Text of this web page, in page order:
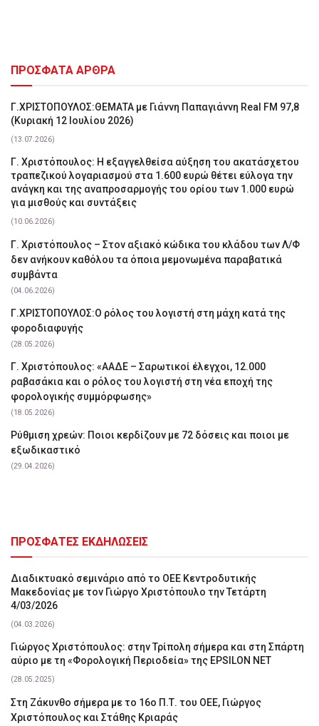
ΠΡΟΣΦΑΤΑ ΑΡΘΡΑ
Γ.ΧΡΙΣΤΟΠΟΥΛΟΣ:ΘΕΜΑΤΑ με Γιάννη Παπαγιάννη Real FM 97,8
(Κυριακή 12 Ιουλίου 2026)
(13.07.2026)
Γ. Χριστόπουλος: Η εξαγγελθείσα αύξηση του ακατάσχετου
τραπεζικού λογαριασμού στα 1.600 ευρώ θέτει εύλογα την
ανάγκη και της αναπροσαρμογής του ορίου των 1.000 ευρώ
για μισθούς και συντάξεις
(10.06.2026)
Γ. Χριστόπουλος – Στον αξιακό κώδικα του κλάδου των Λ/Φ
δεν ανήκουν καθόλου τα όποια μεμονωμένα παραβατικά
συμβάντα
(04.06.2026)
Γ.ΧΡΙΣΤΟΠΟΥΛΟΣ:Ο ρόλος του λογιστή στη μάχη κατά της
φοροδιαφυγής
(28.05.2026)
Γ. Χριστόπουλος: «ΑΑΔΕ – Σαρωτικοί έλεγχοι, 12.000
ραβασάκια και ο ρόλος του λογιστή στη νέα εποχή της
φορολογικής συμμόρφωσης»
(18.05.2026)
Ρύθμιση χρεών: Ποιοι κερδίζουν με 72 δόσεις και ποιοι με
εξωδικαστικό
(29.04.2026)
ΠΡΟΣΦΑΤΕΣ ΕΚΔΗΛΩΣΕΙΣ
Διαδικτυακό σεμινάριο από το ΟΕΕ Κεντροδυτικής
Μακεδονίας με τον Γιώργο Χριστόπουλο την Τετάρτη
4/03/2026
(04.03.2026)
Γιώργος Χριστόπουλος: στην Τρίπολη σήμερα και στη Σπάρτη
αύριο με τη «Φορολογική Περιοδεία» της EPSILON NET
(28.05.2025)
Στη Ζάκυνθο σήμερα με το 16ο Π.Τ. του ΟΕΕ, Γιώργος
Χριστόπουλος και Στάθης Κριαράς